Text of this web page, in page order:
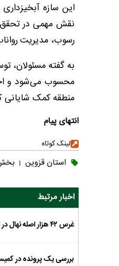
این سازه
نقش مهمی در تحقق
رسوب، مدیریت
به گفته مسئولان،
محسوب می‌شود و
منطقه کمک شایانی
انتهای پیام
لینک کوتاه
استان قزوین |
اخبار مرتبط
غرس ۴۲ هزار اصله نهال در استان بوشهر آغاز شد
بررسی یک پرونده در